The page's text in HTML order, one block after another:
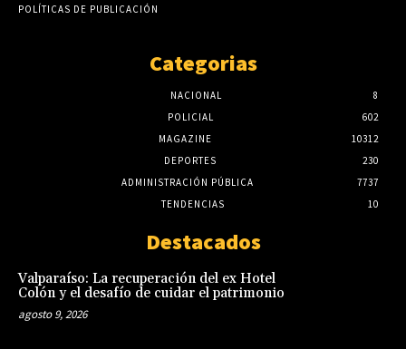
POLÍTICAS DE PUBLICACIÓN
Categorias
NACIONAL
8
POLICIAL
602
MAGAZINE
10312
DEPORTES
230
ADMINISTRACIÓN PÚBLICA
7737
TENDENCIAS
10
Destacados
Valparaíso: La recuperación del ex Hotel
Colón y el desafío de cuidar el patrimonio
agosto 9, 2026